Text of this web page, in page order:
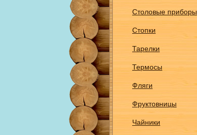
Столовые приборы
Стопки
Тарелки
Термосы
Фляги
Фруктовницы
Чайники